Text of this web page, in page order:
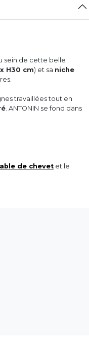
sein de cette belle
H30 cm) et sa niche
travaillées tout en
. ANTONIN se fond dans
de chevet et le